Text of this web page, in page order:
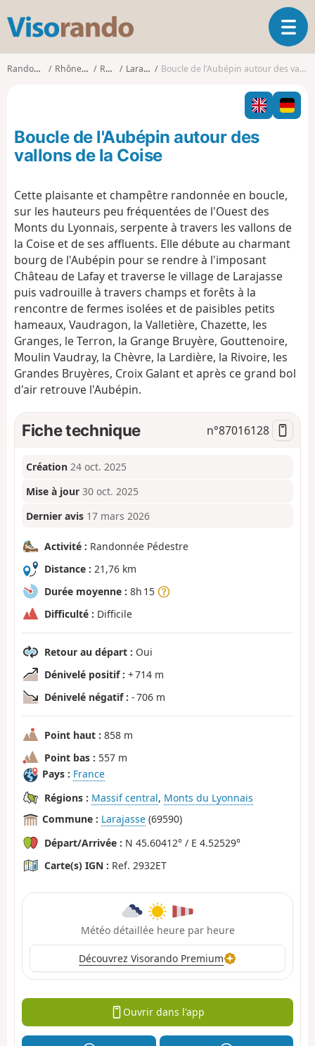
s
o
o
O
u
i
r
l
a
t
Randonnées Rhône-Alpes Rhône Larajasse Boucle de l'Aubépin autour des vallons de la Coise
Boucle de l'Aubépin autour des
vallons de la Coise
Cette plaisante et champêtre randonnée en boucle,
sur les hauteurs peu fréquentées de l'Ouest des
Monts du Lyonnais, serpente à travers les vallons de
la Coise et de ses affluents. Elle débute au charmant
bourg de l'Aubépin pour se rendre à l'imposant
Château de Lafay et traverse le village de Larajasse
puis vadrouille à travers champs et forêts à la
rencontre de fermes isolées et de paisibles petits
hameaux, Vaudragon, la Valletière, Chazette, les
Granges, le Terron, la Grange Bruyère, Gouttenoire,
Moulin Vaudray, la Chèvre, la Lardière, la Rivoire, les
Grandes Bruyères, Croix Galant et après ce grand bol
d'air retrouve l'Aubépin.
Fiche technique n°87016128
Création 24 oct. 2025
Mise à jour 30 oct. 2025
Dernier avis 17 mars 2026
Activité : Randonnée Pédestre
Distance : 21,76 km
Durée moyenne : 8h 15
Difficulté : Difficile
Retour au départ : Oui
Dénivelé positif : + 714 m
Dénivelé négatif : - 706 m
Point haut : 858 m
Point bas : 557 m
Pays : France
Régions : Massif central, Monts du Lyonnais
Commune : Larajasse (69590)
Départ/Arrivée : N 45.60412° / E 4.52529°
Carte(s) IGN : Ref. 2932ET
Météo détaillée heure par heure
Découvrez Visorando Premium
Ouvrir dans l'app